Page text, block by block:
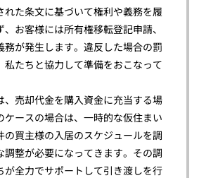
れた条文に基づいて権利や義務を履
お客様には所有権移転登記申請、
務が発生します。違反した場合の罰
私たちと協力して準備をおこなって
、売却代金を購入資金に充当する場
ケースの場合は、一時的な仮住まい
の買主様の入居のスケジュールを調
調整が必要になってきます。その調
が全力でサポートして引き渡しを行